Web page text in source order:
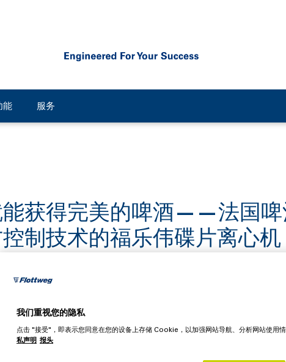
能 服务
能获得完美的啤酒——法国
制技术的福乐伟碟片离心机
造工艺和创新能力——这就是法国南特Little Atlantique
，提高了生产效率和成本效益。
（LAB）啤酒厂在法国南特创建，工厂位于卢瓦尔
时也保留了过去传统工业的魅力。选择在卢瓦尔河口的
我们重视您的隐私
点击 "接受"，即表示您同意在您的设备上存储 Cookie，以加强网站导航、分析网站使用情
私声明 报头